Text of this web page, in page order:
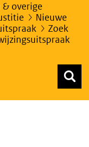
overige
Nieuwe
Zoek